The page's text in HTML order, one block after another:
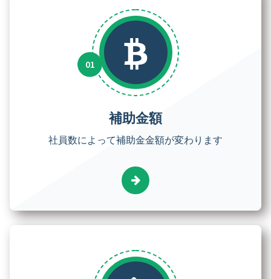
補助金額
社員数によって補助金金額が変わります